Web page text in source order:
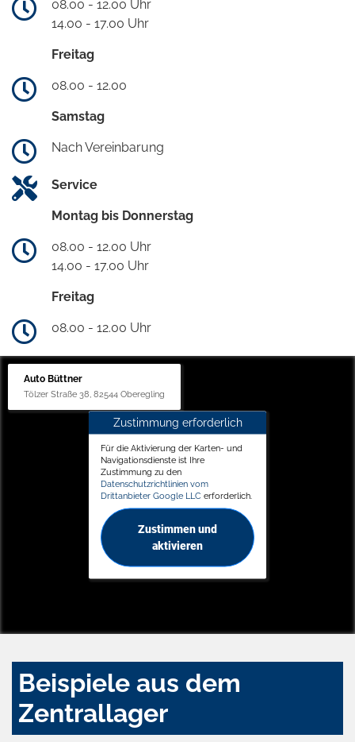
08.00 - 12.00 Uhr
14.00 - 17.00 Uhr
Freitag
08.00 - 12.00
Samstag
Nach Vereinbarung
Service
Montag bis Donnerstag
08.00 - 12.00 Uhr
14.00 - 17.00 Uhr
Freitag
08.00 - 12.00 Uhr
Auto Büttner
Tölzer Straße 38, 82544 Oberegling
Zustimmung erforderlich
Für die Aktivierung der Karten- und
Navigationsdienste ist Ihre
Zustimmung zu den
Datenschutzrichtlinien vom
Drittanbieter Google LLC erforderlich.
Zustimmen und
aktivieren
Beispiele aus dem
Zentrallager